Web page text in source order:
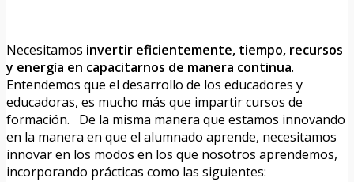
Necesitamos invertir eficientemente, tiempo, recursos
y energía en capacitarnos de manera continua.
Entendemos que el desarrollo de los educadores y
educadoras, es mucho más que impartir cursos de
formación. De la misma manera que estamos innovando
en la manera en que el alumnado aprende, necesitamos
innovar en los modos en los que nosotros aprendemos,
incorporando prácticas como las siguientes: